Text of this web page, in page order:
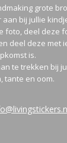
grote
bij jullie
foto, deel deze
deel deze met
is.
te trekken bij
tante en oom.